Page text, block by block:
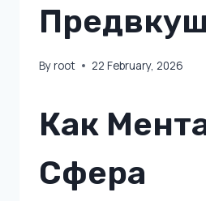
Byroot 22 February, 2026
Как
Сфера